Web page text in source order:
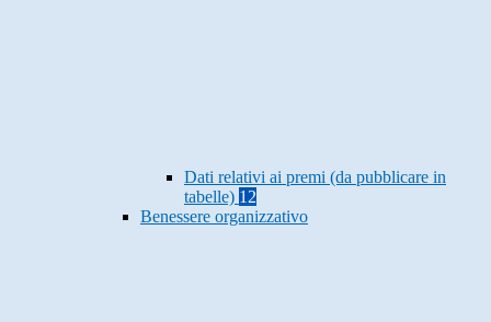
Dati relativi ai premi (da pubblicare in
tabelle) 12
Benessere organizzativo